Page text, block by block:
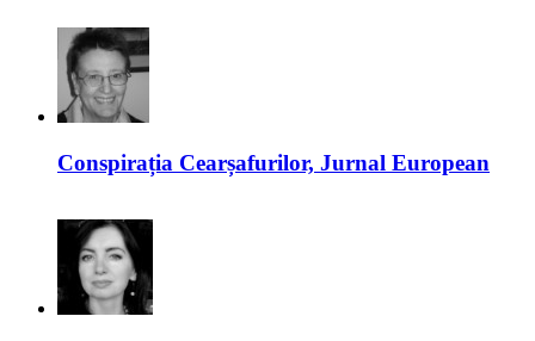
Conspirația Cearșafurilor, Jurnal European